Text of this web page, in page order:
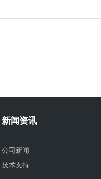
新闻资讯
公司新闻
技术支持